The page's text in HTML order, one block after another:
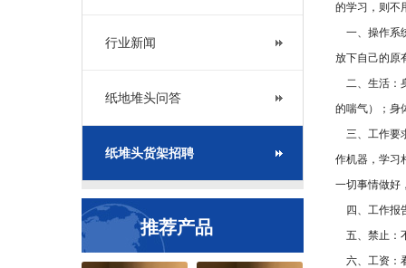
行业新闻
纸地堆头问答
纸堆头货架招聘
推荐产品
的学习，则不
一、操作系
放下自己的原
二、生活：
的喘气）；身
三、工作要
作机器，学习
一切事情做好
四、工作报
五、禁止：
六、工资：